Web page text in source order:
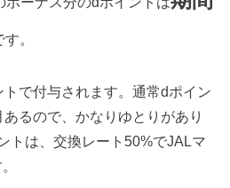
す。
で付与されます。通常dポイン
るので、かなりゆとりがあり
トは、交換レート50%でJALマ